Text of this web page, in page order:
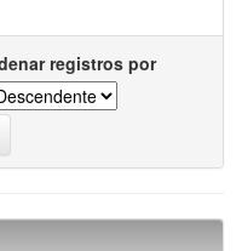
registros por